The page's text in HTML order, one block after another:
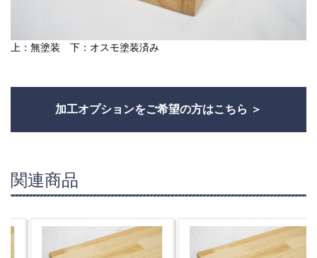
上：無塗装 下：オスモ塗装済み
加工オプションをご希望の方はこちら
関連商品